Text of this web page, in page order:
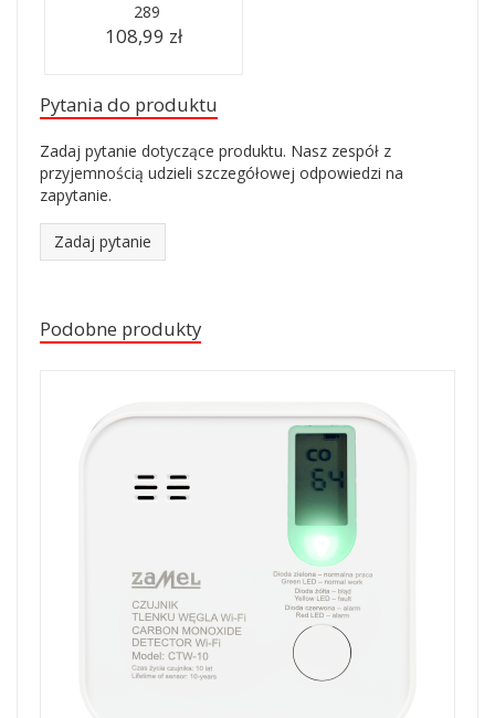
289
108,99 zł
Pytania do produktu
Zadaj pytanie dotyczące produktu. Nasz zespół z
przyjemnością udzieli szczegółowej odpowiedzi na
zapytanie.
Zadaj pytanie
Podobne produkty